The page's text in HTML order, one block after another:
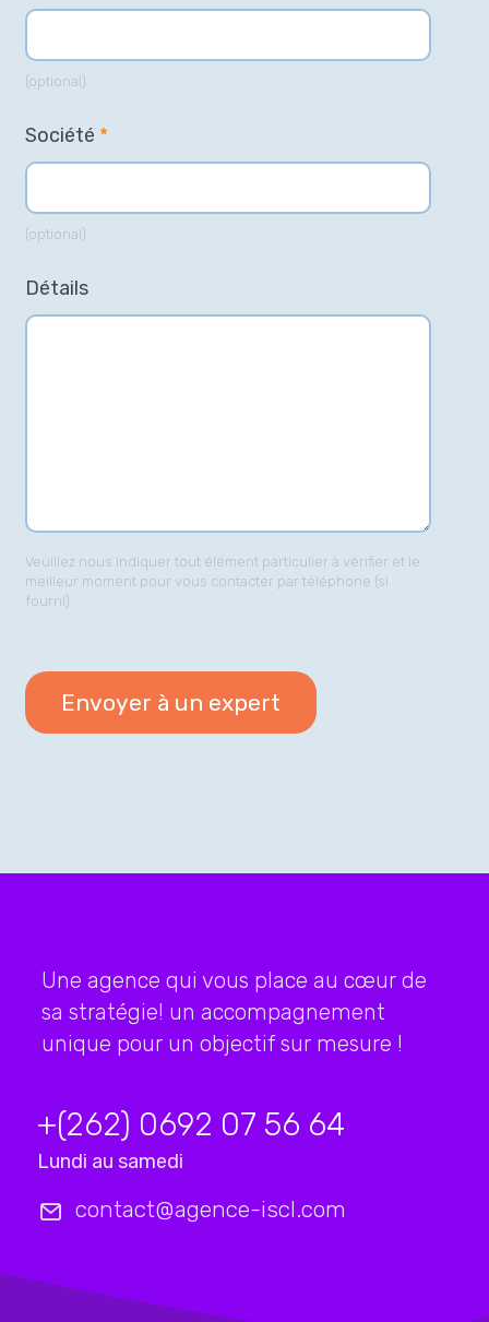
(optional)
Société *
(optional)
Détails
Veuillez nous indiquer tout élément particulier à vérifier et le
meilleur moment pour vous contacter par téléphone (si
fourni).
Une agence qui vous place au cœur de
sa stratégie! un accompagnement
unique pour un objectif sur mesure !
+(262) 0692 07 56 64
Lundi au samedi
contact@agence-iscl.com